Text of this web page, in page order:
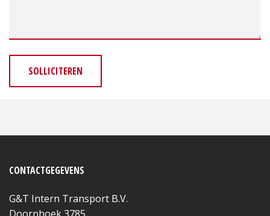
SOLLICITEREN
CONTACTGEGEVENS
G&T Intern Transport B.V.